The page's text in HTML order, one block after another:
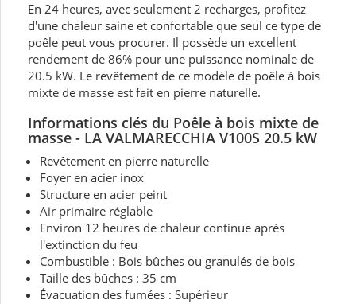
En 24 heures, avec seulement 2 recharges, profitez
d'une chaleur saine et confortable que seul ce type de
poêle peut vous procurer. Il possède un excellent
rendement de 86% pour une puissance nominale de
20.5 kW. Le revêtement de ce modèle de poêle à bois
mixte de masse est fait en pierre naturelle.
Informations clés du Poêle à bois mixte de
masse - LA VALMARECCHIA V100S 20.5 kW
Revêtement en pierre naturelle
Foyer en acier inox
Structure en acier peint
Air primaire réglable
Environ 12 heures de chaleur continue après
l'extinction du feu
Combustible : Bois bûches ou granulés de bois
Taille des bûches : 35 cm
Évacuation des fumées : Supérieur